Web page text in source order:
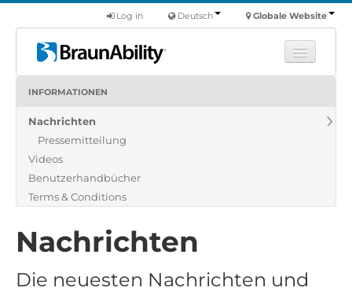
Globale Website
Deutsch
Log in
Produkte
Nutzfahrzeuge
Über uns
INFORMATIONEN
Nachrichten
Pressemitteilung
Videos
Benutzerhandbücher
Terms & Conditions
Nachrichten
Die neuesten Nachrichten und